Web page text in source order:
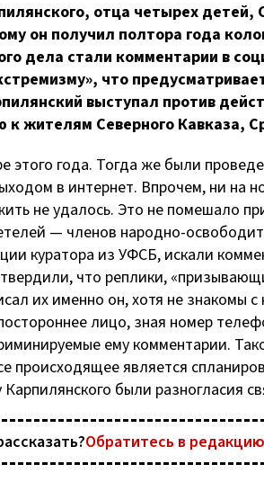
отца четырех детей,
он получил полтора года
дела стали комментарии в
что
выступал против
жителям Северного Кавказа,
этого года. Тогда же были
в интернет. Впрочем, ни на
не удалось. Это не помешало
— членов народно-
куратора из УФСБ, искали
что реплики,
их именно он, хотя не знакомы
лицо, зная номер
ему комментарии.
происходящее является
были разногласия
Обратитесь в редакцию